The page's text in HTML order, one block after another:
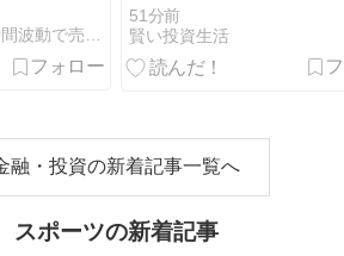
独自開発の変化日・時間波動で売買、南経済の２２５先物投資日記
がセール！テレビが一気
に動画見放題に。夏休み
の動画見放題に
《Amazon サマーセー
51分前
賢い投資生活
融・投資の新着記事一覧へ
スポーツの新着記事